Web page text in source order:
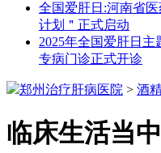
全国爱肝日:河南省
计划＂正式启动
2025年全国爱肝日
专病门诊正式开诊
郑州治疗肝病医院 > 酒
临床生活当